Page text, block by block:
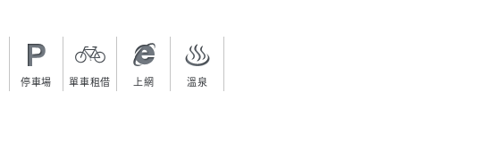
停車場 單車租借 上網 溫泉